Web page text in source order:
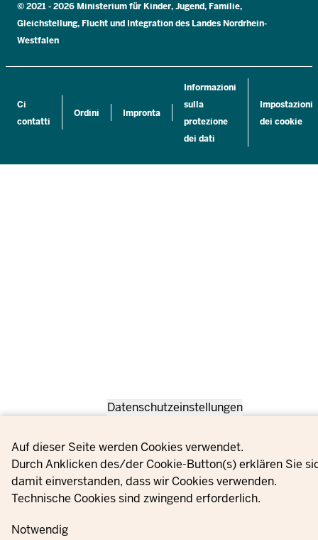
Privacy settings
Datenschutzeinstellungen
Auf dieser Seite werden Cookies verwendet.
Durch Anklicken des/der Cookie-Button(s) erklären Sie
damit einverstanden, dass wir Cookies verwenden.
Technische Cookies sind zwingend erforderlich.
Notwendig
Ci
contatti
Ordini Impronta
Informazioni
sulla
protezione
dei dati
Impostazioni
dei cookie
© 2021 - 2026 Ministerium für Kinder, Jugend, Familie,
Gleichstellung, Flucht und Integration des Landes Nordrhein-
Westfalen